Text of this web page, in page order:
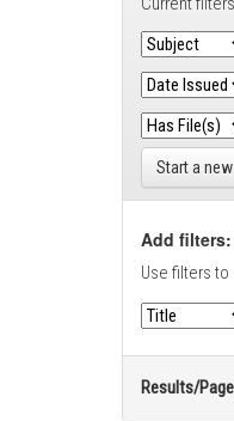
Start a
Add filters:
Use filters
Results/Page